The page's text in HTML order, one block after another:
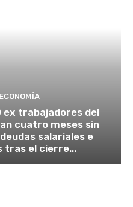
ex trabajadores del
cuatro meses sin
salariales e
tras el cierre...